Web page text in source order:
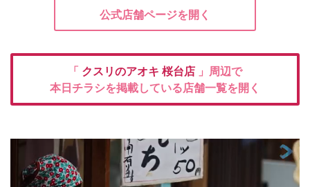
公式店舗ページを開く
「 クスリのアオキ 桜台店 」周辺で
本日チラシを掲載している店舗一覧を開く